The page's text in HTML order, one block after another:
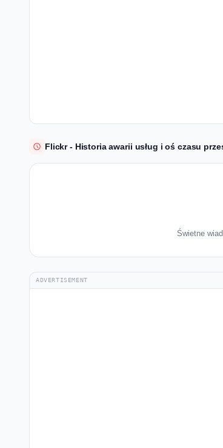
Flickr - Historia awarii usług i oś czasu
Świetne
ADVERTISEMENT